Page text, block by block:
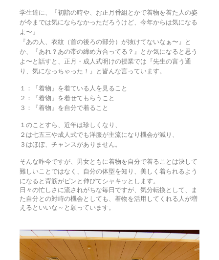
学生達に、『初詣の時や、お正月番組とかで着物を着た人の姿
が今までは気にならなかっただろうけど、今年からは気になる
よ〜』
『あの人、衣紋（首の後ろの部分）が抜けてないなぁ〜』と
か、『あれ？あの帯の締め方合ってる？』とか気になると思う
よ〜と話すと、 正月・成人式明けの授業では『先生の言う通
り、気になっちゃった！』と皆んな言っています。
１：『着物』を着ている人を見ること
２：『着物』を着せてもらうこと
３：『着物』を自分で着ること
１のことすら、近年は珍しくなり、
２は七五三や成人式でも洋服が主流になり機会が減り、
３はほぼ、チャンスがありません。
そんな昨今ですが、男女ともに着物を自分で着ることは決して
難しいことではなく、自分の体型を知り、美しく着られるよう
になると背筋がピンと伸びてシャキッとします。
日々の忙しさに流されがちな毎日ですが、気分転換として、ま
た自分との対峙の機会としても、着物を活用してくれる人が増
えるといいな～と願っています。